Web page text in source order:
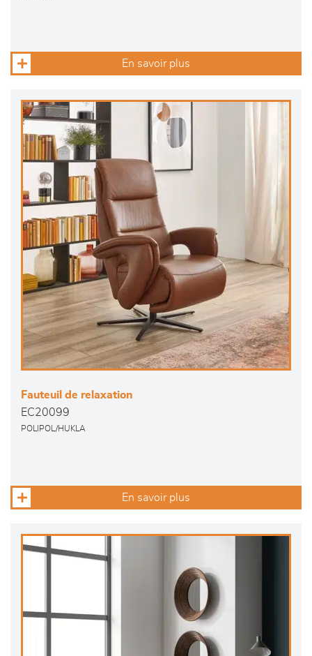
En savoir plus
Fauteuil de relaxation
EC20099
POLIPOL/HUKLA
En savoir plus